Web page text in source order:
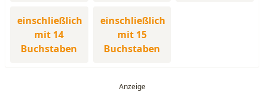
einschließlich
mit 14
Buchstaben
einschließlich
mit 15
Buchstaben